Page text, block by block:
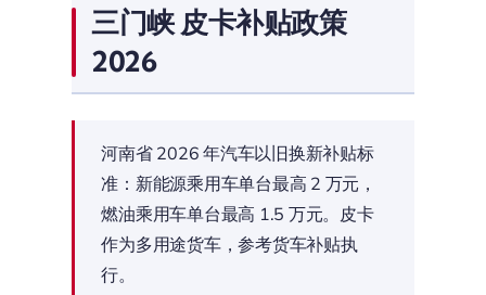
三门峡 皮卡补贴政策
2026
河南省 2026 年汽车以旧换新补贴标
准：新能源乘用车单台最高 2 万元，
燃油乘用车单台最高 1.5 万元。皮卡
作为多用途货车，参考货车补贴执
行。